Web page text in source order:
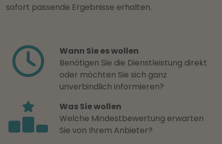
sofort passende Ergebnisse erhalten.
Wann Sie es wollen
Benötigen Sie die Dienstleistung direkt
oder möchten Sie sich ganz
unverbindlich informieren?
Was Sie wollen
Welche Mindestbewertung erwarten
Sie von Ihrem Anbieter?